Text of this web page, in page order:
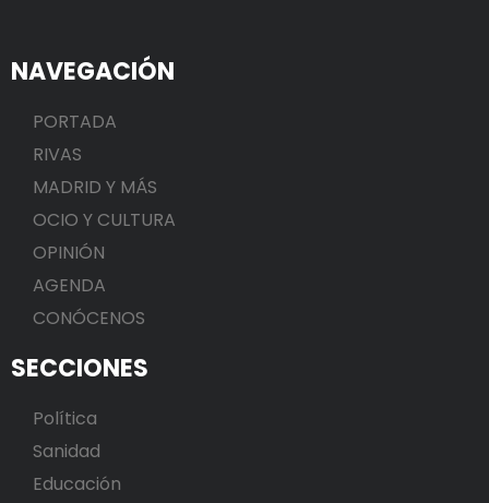
NAVEGACIÓN
PORTADA
RIVAS
MADRID Y MÁS
OCIO Y CULTURA
OPINIÓN
AGENDA
CONÓCENOS
SECCIONES
Política
Sanidad
Educación